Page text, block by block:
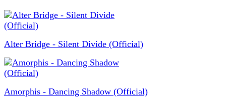
Alter Bridge - Silent Divide (Official)
Amorphis - Dancing Shadow (Official)